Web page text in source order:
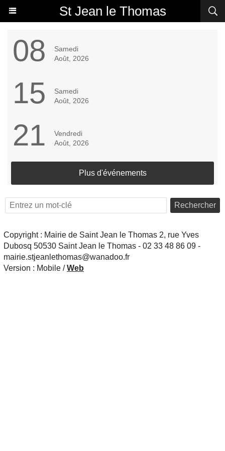
St Jean le Thomas
08
Samedi
Août, 2026
15
Samedi
Août, 2026
21
Vendredi
Août, 2026
Plus d'événements
Rechercher
Copyright : Mairie de Saint Jean le Thomas 2, rue Yves
Dubosq 50530 Saint Jean le Thomas - 02 33 48 86 09 -
mairie.stjeanlethomas@wanadoo.fr
Version : Mobile /Web